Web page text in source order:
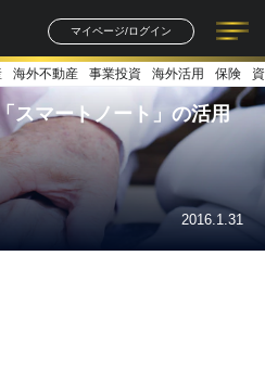
マイページ/ログイン
記事一覧 連載一覧
著者一覧 書籍一覧
海外不動産 事業投資 海外活用 保険
スマートノート」の活用
2016.1.31